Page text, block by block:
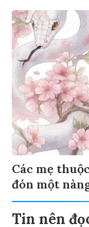
Các mẹ
đón một
Tin nên